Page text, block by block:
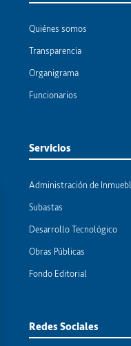
Quiénes somos
Transparencia
Organigrama
Funcionarios
Servicios
Administración de
Subastas
Desarrollo Tecnológico
Obras Públicas
Fondo Editorial
Redes Sociales